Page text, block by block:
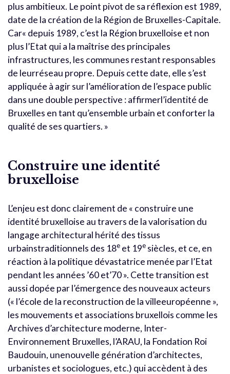
plus ambitieux. Le point pivot de sa réflexion est 1989,
date de la création de la Région de Bruxelles-Capitale.
Car« depuis 1989, c’est la Région bruxelloise et non
plus l’Etat qui a la maîtrise des principales
infrastructures, les communes restant responsables
de leurréseau propre. Depuis cette date, elle s’est
appliquée à agir sur l’amélioration de l’espace public
dans une double perspective : affirmerl’identité de
Bruxelles en tant qu’ensemble urbain et conforter la
qualité de ses quartiers. »
Construire une identité
bruxelloise
L’enjeu est donc clairement de « construire une
identité bruxelloise au travers de la valorisation du
langage architectural hérité des tissus
urbainstraditionnels des 18e et 19e siècles, et ce, en
réaction à la politique dévastatrice menée par l’Etat
pendant les années ’60 et’70 ». Cette transition est
aussi dopée par l’émergence des nouveaux acteurs
(« l’école de la reconstruction de la villeeuropéenne »,
les mouvements et associations bruxellois comme les
Archives d’architecture moderne, Inter-
Environnement Bruxelles, l’ARAU, la Fondation Roi
Baudouin, unenouvelle génération d’architectes,
urbanistes et sociologues, etc.) qui accèdent à des